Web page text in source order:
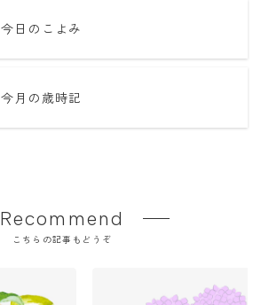
今日のこよみ
今月の歳時記
Recommend
こちらの記事もどうぞ